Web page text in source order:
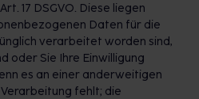
17 DSGVO. Diese liegen
Daten für die
verarbeitet worden sind,
oder Sie Ihre Einwilligung
es an einer anderweitigen
fehlt; die